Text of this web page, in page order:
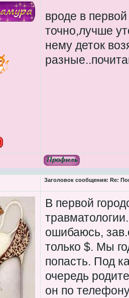
вроде в
точно,лучше
нему деток
Заголовок сообщения: Re:
В первой
ошибаюсь,
только $. Мы
попасть. Под
очередь
он по